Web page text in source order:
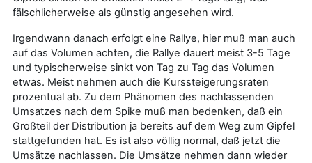
fälschlicherweise als günstig angesehen wird.
Irgendwann danach erfolgt eine Rallye, hier muß man auch
auf das Volumen achten, die Rallye dauert meist 3-5 Tage
und typischerweise sinkt von Tag zu Tag das Volumen
etwas. Meist nehmen auch die Kurssteigerungsraten
prozentual ab. Zu dem Phänomen des nachlassenden
Umsatzes nach dem Spike muß man bedenken, daß ein
Großteil der Distribution ja bereits auf dem Weg zum Gipfel
stattgefunden hat. Es ist also völlig normal, daß jetzt die
Umsätze nachlassen. Die Umsätze nehmen dann wieder